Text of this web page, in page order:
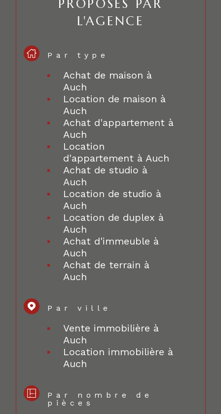
PROPOSÉS PAR
L'AGENCE
Par type
Achat de maison à
Auch
Location de maison à
Auch
Achat d'appartement à
Auch
Location
d'appartement à Auch
Achat de studio à
Auch
Location de studio à
Auch
Location de duplex à
Auch
Achat d'immeuble à
Auch
Achat de terrain à
Auch
Par ville
Vente immobilière à
Auch
Location immobilière à
Auch
Par nombre de
pièces